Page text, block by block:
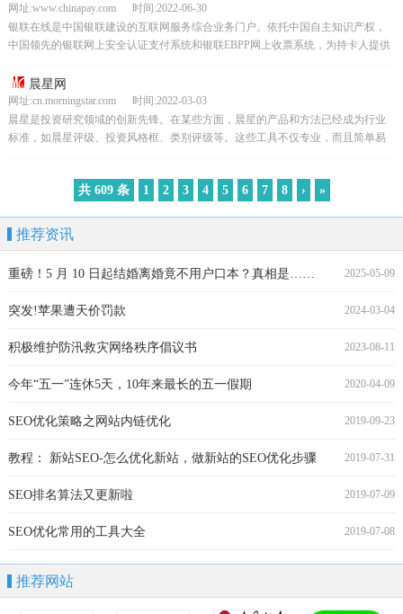
网址:www.chinapay.com 时间:2022-06-30
银联在线是中国银联建设的互联网服务综合业务门户。依托中国自主知识产权，
中国领先的银联网上安全认证支付系统和银联EBPP网上收票系统，为持卡人提供
晨星网
网址:cn.morningstar.com 时间:2022-03-03
晨星是投资研究领域的创新先锋。在某些方面，晨星的产品和方法已经成为行业
标准，如晨星评级、投资风格框、类别评级等。这些工具不仅专业，而且简单易
共 609 条 1 2 3 4 5 6 7 8 › »
推荐资讯
2025-05-09
重磅！5 月 10 日起结婚离婚竟不用户口本？真相是……
2024-03-04
突发!苹果遭天价罚款
2023-08-11
积极维护防汛救灾网络秩序倡议书
2020-04-09
今年“五一”连休5天，10年来最长的五一假期
2019-09-23
SEO优化策略之网站内链优化
2019-07-31
教程： 新站SEO-怎么优化新站，做新站的SEO优化步骤
2019-07-09
SEO排名算法又更新啦
2019-07-08
SEO优化常用的工具大全
推荐网站